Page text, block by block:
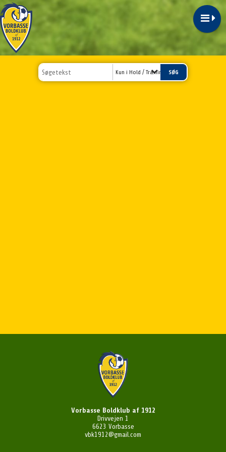
Kun i Hold / Træningstider
Vorbasse Boldklub af 1912
Drivvejen 1
6623 Vorbasse
vbk1912@gmail.com